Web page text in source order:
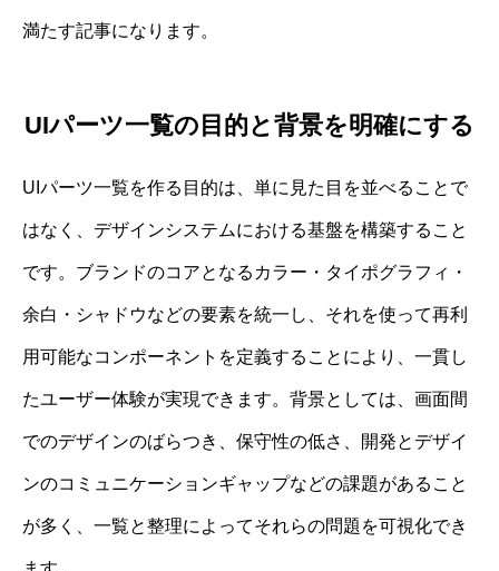
満たす記事になります。
UIパーツ一覧の目的と背景を明確にする
UIパーツ一覧を作る目的は、単に見た目を並べることで
はなく、デザインシステムにおける基盤を構築すること
です。ブランドのコアとなるカラー・タイポグラフィ・
余白・シャドウなどの要素を統一し、それを使って再利
用可能なコンポーネントを定義することにより、一貫し
たユーザー体験が実現できます。背景としては、画面間
でのデザインのばらつき、保守性の低さ、開発とデザイ
ンのコミュニケーションギャップなどの課題があること
が多く、一覧と整理によってそれらの問題を可視化でき